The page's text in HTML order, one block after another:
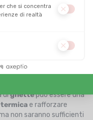
maggiore
lo scarpone,
affrontare ogni tipo di
senza rinunciare a un
il dispendio energetico
singoli
in condizioni
rimovibile, l'asciugatura
dighettepuò essere una
e rafforzare
non saranno sufficienti